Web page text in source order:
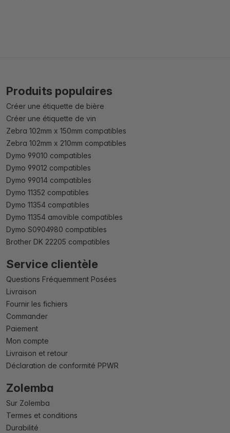
Produits populaires
Créer une étiquette de bière
Créer une étiquette de vin
Zebra 102mm x 150mm compatibles
Zebra 102mm x 210mm compatibles
Dymo 99010 compatibles
Dymo 99012 compatibles
Dymo 99014 compatibles
Dymo 11352 compatibles
Dymo 11354 compatibles
Dymo 11354 amovible compatibles
Dymo S0904980 compatibles
Brother DK 22205 compatibles
Service clientèle
Questions Fréquemment Posées
Livraison
Fournir les fichiers
Commander
Paiement
Mon compte
Livraison et retour
Déclaration de conformité PPWR
Zolemba
Sur Zolemba
Termes et conditions
Durabilité